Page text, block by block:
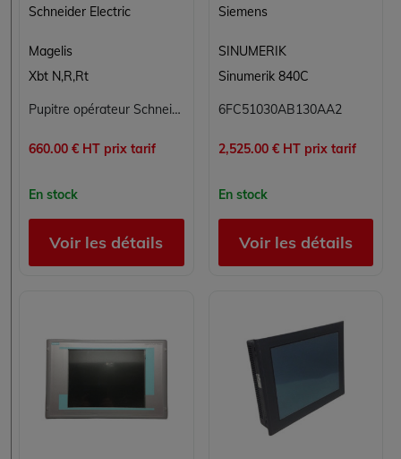
Schneider Electric
Magelis
Xbt N,R,Rt
Pupitre opérateur Schneider Electric Magelis XBTR400 - IHM compacte avec clavier et écran LCD rétroéclairé
660.00 € HT prix tarif
En stock
Voir les détails
Siemens
SINUMERIK
Sinumerik 840C
6FC51030AB130AA2
2,525.00 € HT prix tarif
En stock
Voir les détails